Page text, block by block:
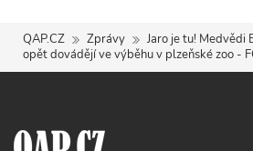
QAP.CZ Zprávy
Jaro je tu! Medvědi
opět dovádějí ve výběhu v plzeňské zoo -